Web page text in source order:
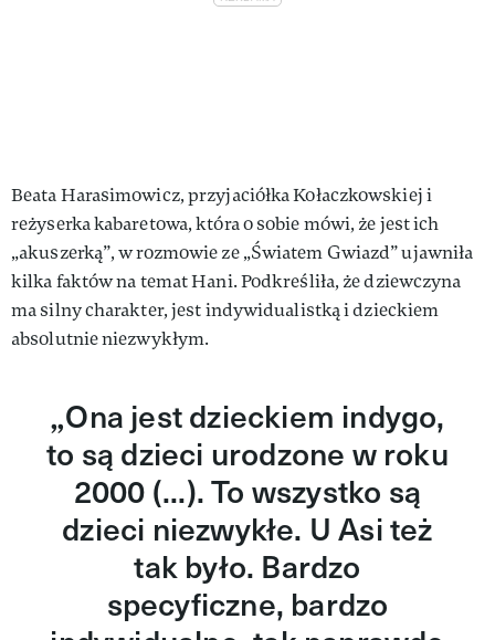
Beata Harasimowicz, przyjaciółka Kołaczkowskiej i
reżyserka kabaretowa, która o sobie mówi, że jest ich
„akuszerką”, w rozmowie ze „Światem Gwiazd” ujawniła
kilka faktów na temat Hani. Podkreśliła, że dziewczyna
ma silny charakter, jest indywidualistką i dzieckiem
absolutnie niezwykłym.
„Ona jest dzieckiem indygo,
to są dzieci urodzone w roku
2000 (...). To wszystko są
dzieci niezwykłe. U Asi też
tak było. Bardzo
specyficzne, bardzo